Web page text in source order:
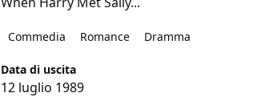
Commedia Romance Dramma
Data di uscita
12 luglio 1989